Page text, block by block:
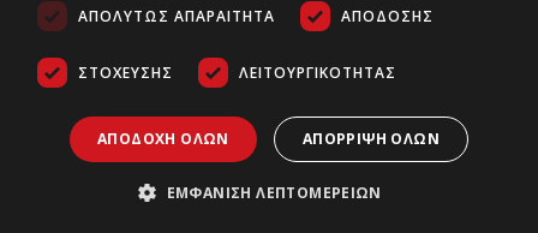
ΑΠΟΛΎΤΩΣ ΑΠΑΡΑΊΤΗΤΑ ΑΠΌΔΟΣΗΣ
ΣΤΌΧΕΥΣΗΣ ΛΕΙΤΟΥΡΓΙΚΌΤΗΤΑΣ
ΑΠΟΔΟΧΉ ΌΛΩΝ ΑΠΌΡΡΙΨΗ ΌΛΩΝ
ΕΜΦΆΝΙΣΗ ΛΕΠΤΟΜΕΡΕΙΏΝ